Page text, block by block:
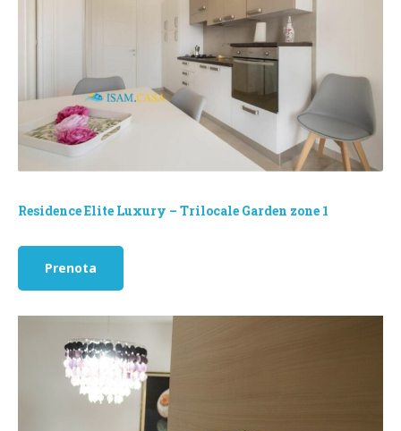
Residence Elite Luxury – Trilocale Garden zone 1
Prenota